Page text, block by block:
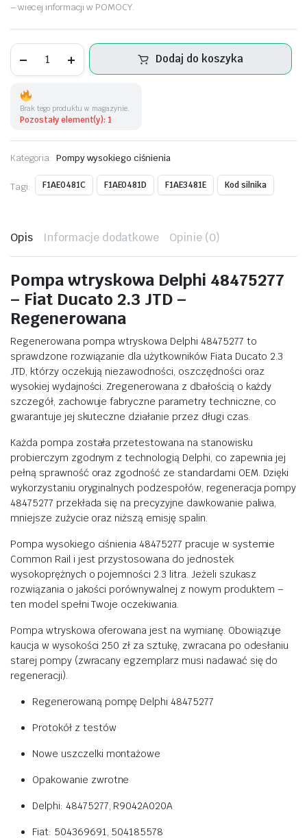
– wiecej informacji w POMOCY.
wysokiego
–
Fiat
2.3
JTD
ilość
Dodaj do koszyka
Brak tego produktu w magazynie.
Pozostały element(y): 1
Kategoria: Pompy wysokiego ciśnienia
Tagi: F1AE0481C F1AE0481D F1AE3481E Kod silnika
Opis Informacje dodatkowe Opinie (0)
Pompa wtryskowa Delphi 48475277
– Fiat Ducato 2.3 JTD –
Regenerowana
Regenerowana pompa wtryskowa Delphi 48475277 to
sprawdzone rozwiązanie dla użytkowników Fiata Ducato 2.3
JTD, którzy oczekują niezawodności, oszczędności oraz
wysokiej wydajności. Zregenerowana z dbałością o każdy
szczegół, zachowuje fabryczne parametry techniczne, co
gwarantuje jej skuteczne działanie przez długi czas.
Każda pompa została przetestowana na stanowisku
probierczym zgodnym z technologią Delphi, co zapewnia jej
pełną sprawność oraz zgodność ze standardami OEM. Dzięki
wykorzystaniu oryginalnych podzespołów, regeneracja pompy
48475277 przekłada się na precyzyjne dawkowanie paliwa,
mniejsze zużycie oraz niższą emisję spalin.
Pompa wysokiego ciśnienia 48475277 pracuje w systemie
Common Rail i jest przystosowana do jednostek
wysokoprężnych o pojemności 2.3 litra. Jeżeli szukasz
rozwiązania o jakości porównywalnej z nowym produktem –
ten model spełni Twoje oczekiwania.
Pompa wtryskowa oferowana jest na wymianę. Obowiązuje
kaucja w wysokości 250 zł za sztukę, zwracana po odesłaniu
starej pompy (zwracany egzemplarz musi nadawać się do
regeneracji).
Regenerowaną pompę Delphi 48475277
Protokół z testów
Nowe uszczelki montażowe
Opakowanie zwrotne
Delphi: 48475277, R9042A020A
Fiat: 504369691, 504185578